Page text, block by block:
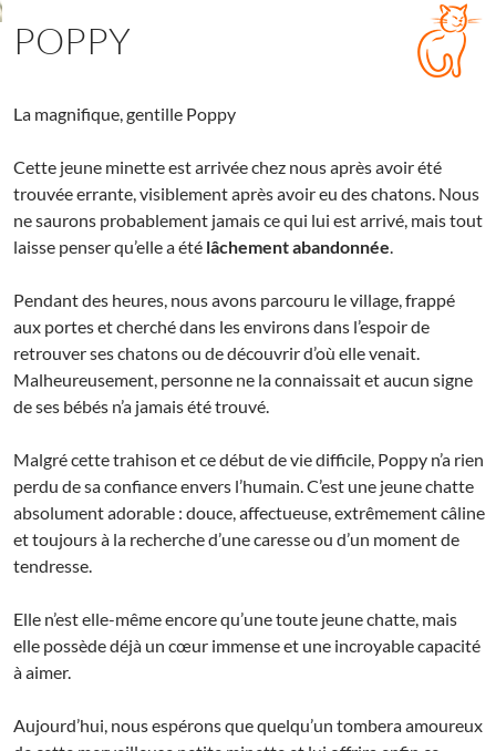
POPPY
La magnifique, gentille Poppy
Cette jeune minette est arrivée chez nous après avoir été
trouvée errante, visiblement après avoir eu des chatons. Nous
ne saurons probablement jamais ce qui lui est arrivé, mais tout
laisse penser qu’elle a été lâchement abandonnée.
Pendant des heures, nous avons parcouru le village, frappé
aux portes et cherché dans les environs dans l’espoir de
retrouver ses chatons ou de découvrir d’où elle venait.
Malheureusement, personne ne la connaissait et aucun signe
de ses bébés n’a jamais été trouvé.
Malgré cette trahison et ce début de vie difficile, Poppy n’a rien
perdu de sa confiance envers l’humain. C’est une jeune chatte
absolument adorable : douce, affectueuse, extrêmement câline
et toujours à la recherche d’une caresse ou d’un moment de
tendresse.
Elle n’est elle-même encore qu’une toute jeune chatte, mais
elle possède déjà un cœur immense et une incroyable capacité
à aimer.
Aujourd’hui, nous espérons que quelqu’un tombera amoureux